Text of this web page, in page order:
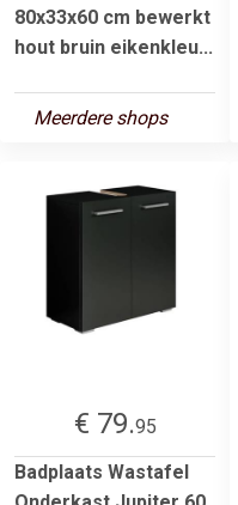
80x33x60 cm bewerkt
hout bruin eikenkleu...
Meerdere shops
€ 79.95
Badplaats Wastafel